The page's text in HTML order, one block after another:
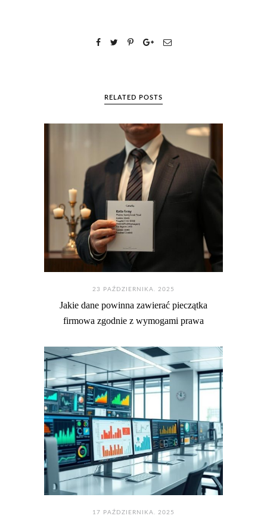
RELATED POSTS
23 PAŹDZIERNIKA. 2025
Jakie dane powinna zawierać pieczątka
firmowa zgodnie z wymogami prawa
17 PAŹDZIERNIKA. 2025